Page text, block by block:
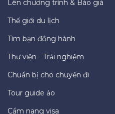
Lên chương trình & Báo giá
Thế giới du lịch
Tìm bạn đồng hành
Thư viện - Trải nghiệm
Chuẩn bị cho chuyến đi
Tour guide ảo
Cẩm nang visa